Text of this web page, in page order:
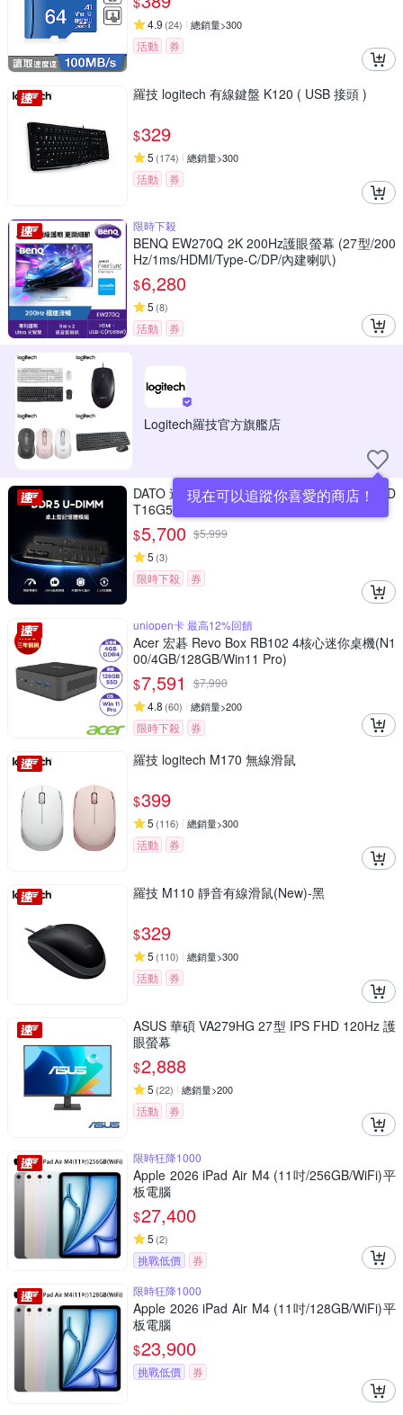
4.9 (24) 總銷量>300
活動 券
羅技 logitech 有線鍵盤 K120 ( USB 接頭 )
$329
5 (174) 總銷量>300
活動 券
限時下殺
BENQ EW270Q 2K 200Hz護眼螢幕 (27型/200
Hz/1ms/HDMI/Type-C/DP/內建喇叭)
$6,280
5 (8)
活動 券
Logitech羅技官方旗艦店
現在可以追蹤你喜愛的商店！
DATO 達多 DDR5 5600 16GB 桌上型記憶體(D
T16G5DU56)
$5,700 $5,999
5 (3)
限時下殺 券
uniopen卡 最高12%回饋
Acer 宏碁 Revo Box RB102 4核心迷你桌機(N1
00/4GB/128GB/Win11 Pro)
$7,591 $7,990
4.8 (60) 總銷量>200
限時下殺 券
羅技 logitech M170 無線滑鼠
$399
5 (116) 總銷量>300
活動 券
羅技 M110 靜音有線滑鼠(New)-黑
$329
5 (110) 總銷量>300
活動 券
ASUS 華碩 VA279HG 27型 IPS FHD 120Hz 護
眼螢幕
$2,888
5 (22) 總銷量>200
活動 券
限時狂降1000
Apple 2026 iPad Air M4 (11吋/256GB/WiFi)平
板電腦
$27,400
5 (2)
挑戰低價
券
限時狂降1000
Apple 2026 iPad Air M4 (11吋/128GB/WiFi)平
板電腦
$23,900
挑戰低價 券